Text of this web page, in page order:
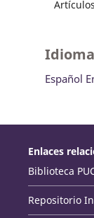
Artículos
Idioma
Español
Enlaces
Biblioteca
Repositorio